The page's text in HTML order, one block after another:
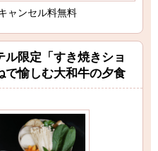
ャンセル料無料
ル限定「すき焼きショ
で愉しむ大和牛の夕食